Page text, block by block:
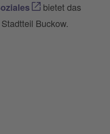
bietet das
Buckow.